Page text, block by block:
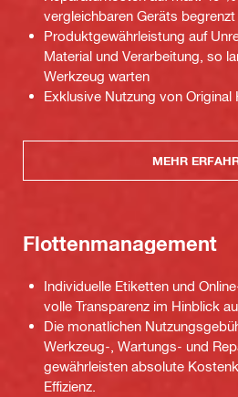
vergleichbaren Geräts begrenzt
Produktgewährleistung auf
Material und Verarbeitung, so
Werkzeug warten
Exklusive Nutzung von Original
MEHR
Flottenmanagement
Individuelle Etiketten und
volle Transparenz im Hinblick
Die monatlichen
Werkzeug-, Wartungs- und
gewährleisten absolute
Effizienz.